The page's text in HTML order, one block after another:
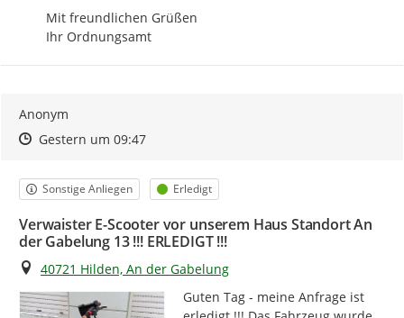
Mit freundlichen Grüßen
Ihr Ordnungsamt
Anonym
Zeitpunkt des Erstellens
Zeitpunkt des Erstellens
Gestern um 09:47Zur Äußerung
Kategorie
Sonstige Anliegen Status
Erledigt
Verwaister E-Scooter vor unserem Haus Standort An
der Gabelung 13 !!! ERLEDIGT !!!
Ort
40721 Hilden, An der Gabelung
Guten Tag - meine Anfrage ist